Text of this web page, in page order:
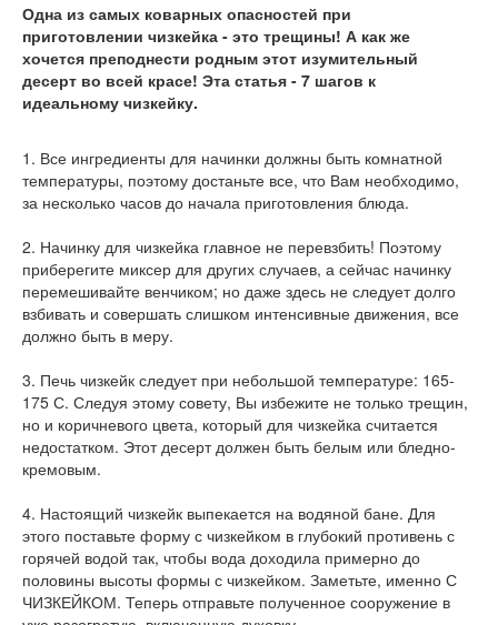
Одна из самых коварных опасностей при
приготовлении чизкейка - это трещины! А как же
хочется преподнести родным этот изумительный
десерт во всей красе! Эта статья - 7 шагов к
идеальному чизкейку.
1. Все ингредиенты для начинки должны быть комнатной
температуры, поэтому достаньте все, что Вам необходимо,
за несколько часов до начала приготовления блюда.
2. Начинку для чизкейка главное не перевзбить! Поэтому
приберегите миксер для других случаев, а сейчас начинку
перемешивайте венчиком; но даже здесь не следует долго
взбивать и совершать слишком интенсивные движения, все
должно быть в меру.
3. Печь чизкейк следует при небольшой температуре: 165-
175 С. Следуя этому совету, Вы избежите не только трещин,
но и коричневого цвета, который для чизкейка считается
недостатком. Этот десерт должен быть белым или бледно-
кремовым.
4. Настоящий чизкейк выпекается на водяной бане. Для
этого поставьте форму с чизкейком в глубокий противень с
горячей водой так, чтобы вода доходила примерно до
половины высоты формы с чизкейком. Заметьте, именно С
ЧИЗКЕЙКОМ. Теперь отправьте полученное сооружение в